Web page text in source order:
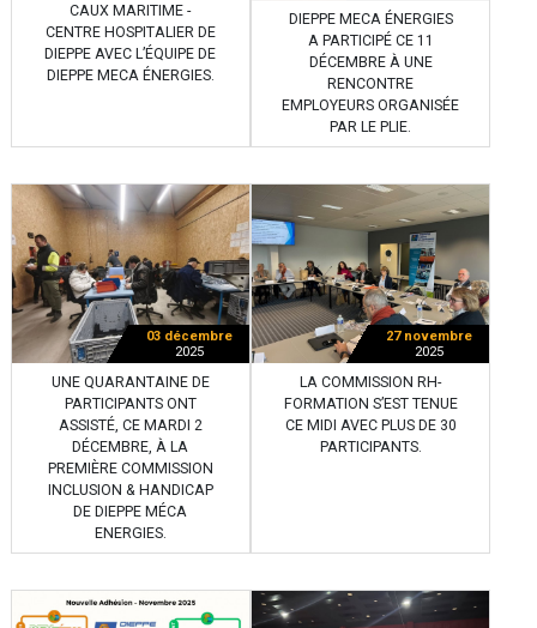
CAUX MARITIME -
CENTRE HOSPITALIER DE
DIEPPE AVEC L’ÉQUIPE DE
DIEPPE MECA ÉNERGIES.
DIEPPE MECA ÉNERGIES
A PARTICIPÉ CE 11
DÉCEMBRE À UNE
RENCONTRE
EMPLOYEURS ORGANISÉE
PAR LE PLIE.
03 décembre
2025
UNE QUARANTAINE DE
PARTICIPANTS ONT
ASSISTÉ, CE MARDI 2
DÉCEMBRE, À LA
PREMIÈRE COMMISSION
INCLUSION & HANDICAP
DE DIEPPE MÉCA
ENERGIES.
27 novembre
2025
LA COMMISSION RH-
FORMATION S’EST TENUE
CE MIDI AVEC PLUS DE 30
PARTICIPANTS.